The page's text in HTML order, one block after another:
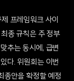
프레임워크 사이
종 규칙은 주 정부
추는 동시에, 급변
다. 위원회는 이번
종안을 확정할 예정